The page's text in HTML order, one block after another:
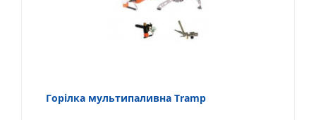
Горілка мультипаливна Tramp